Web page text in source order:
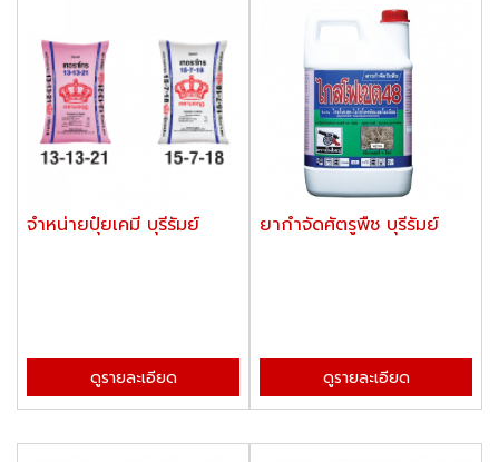
จำหน่ายปุ๋ยเคมี บุรีรัมย์
ดูรายละเอียด
ยากำจัดศัตรูพืช บุรีรัมย์
ดูรายละเอียด